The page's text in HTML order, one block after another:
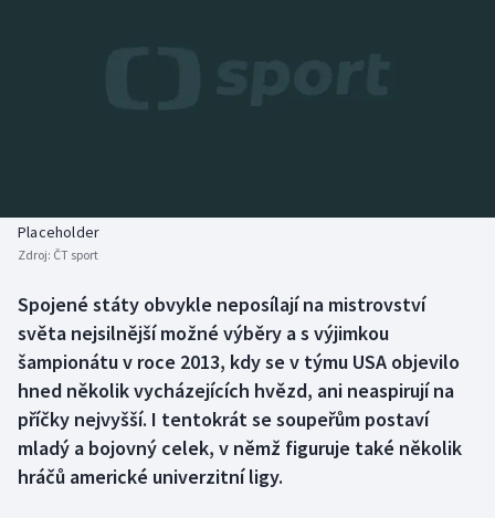
Biatlon
Box
Curling
Dostihy
Aplikace ČT sport
Placeholder
Zdroj: ČT sport
Spojené státy obvykle neposílají na mistrovství
světa nejsilnější možné výběry a s výjimkou
šampionátu v roce 2013, kdy se v týmu USA objevilo
hned několik vycházejících hvězd, ani neaspirují na
příčky nejvyšší. I tentokrát se soupeřům postaví
mladý a bojovný celek, v němž figuruje také několik
hráčů americké univerzitní ligy.